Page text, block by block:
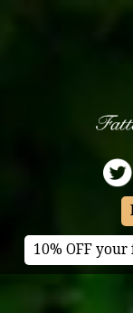
10% OFF